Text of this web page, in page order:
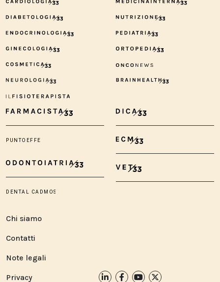
Chi siamo
Contatti
Note legali
Privacy